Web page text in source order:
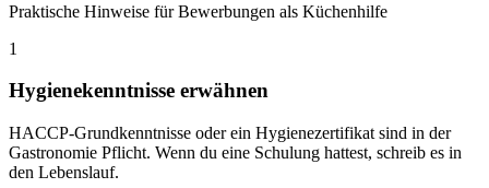
Praktische Hinweise für Bewerbungen als Küchenhilfe
1
Hygienekenntnisse erwähnen
HACCP-Grundkenntnisse oder ein Hygienezertifikat sind in der
Gastronomie Pflicht. Wenn du eine Schulung hattest, schreib es in
den Lebenslauf.